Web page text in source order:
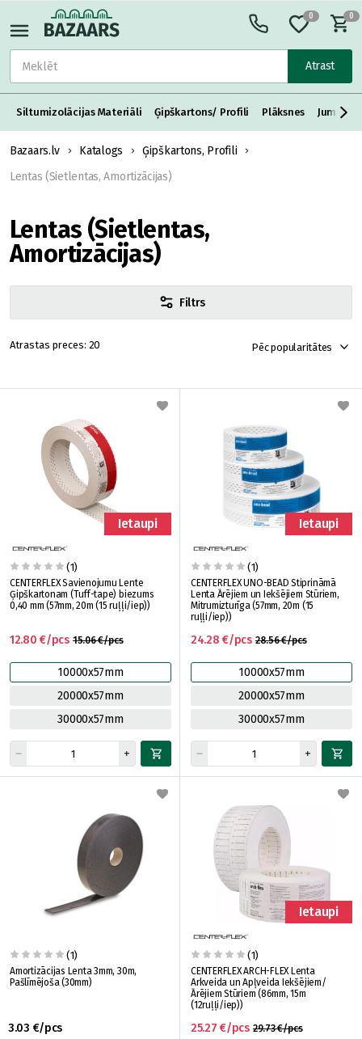
Atrast
0 0
Siltumizolācijas Materiāli Ģipškartons/ Profili Plāksnes Jumta
Bazaars.lv Katalogs
Ģipškartons, Profili
Lentas (Sietlentas, Amortizācijas)
Lentas (Sietlentas,
Amortizācijas)
Filtrs
20 Pēc popularitātes
Ietaupi
(1)
CENTERFLEX Savienojumu Lente
Ģipškartonam (Tuff-tape) biezums
0,40 mm (57mm, 20m (15 ruļļi/iep))
15.06 €/pcs
12.80 €/pcs
10000x57mm
20000x57mm
30000x57mm
Ietaupi
(1)
CENTERFLEX UNO-BEAD Stiprināmā
Lenta Ārējiem un Iekšējiem Stūriem,
Mitrumizturīga (57mm, 20m (15
ruļļi/iep))
28.56 €/pcs
24.28 €/pcs
10000x57mm
20000x57mm
30000x57mm
(1)
Amortizācijas Lenta 3mm, 30m,
Pašlīmējoša (30mm)
3.03 €/pcs
Ietaupi
(1)
CENTERFLEX ARCH-FLEX Lenta
Arkveida un Apļveida Iekšējiem/
Ārējiem Stūriem (86mm, 15m
(12ruļļi/iep))
29.73 €/pcs
25.27 €/pcs